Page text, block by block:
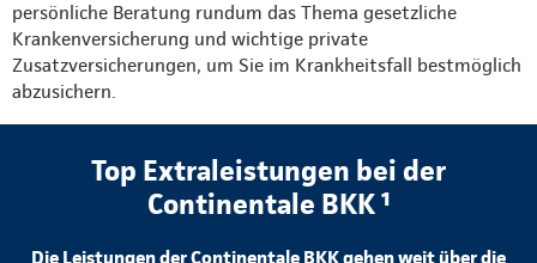
persönliche Beratung rundum das Thema gesetzliche
Krankenversicherung und wichtige private
Zusatzversicherungen, um Sie im Krankheitsfall bestmöglich
abzusichern.
Top Extraleistungen bei der
Continentale BKK ¹
Die Leistungen der Continentale BKK gehen weit über die